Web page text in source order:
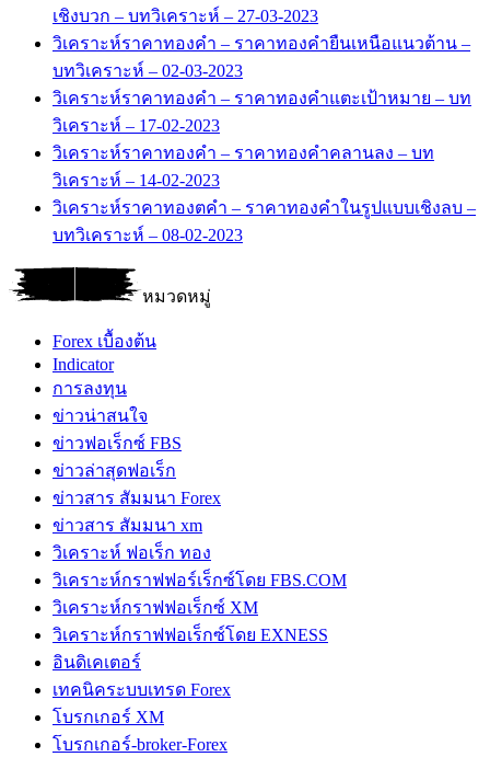
เชิงบวก – บทวิเคราะห์ – 27-03-2023
วิเคราะห์ราคาทองคำ – ราคาทองคำยืนเหนือแนวต้าน –
บทวิเคราะห์ – 02-03-2023
วิเคราะห์ราคาทองคำ – ราคาทองคำแตะเป้าหมาย – บท
วิเคราะห์ – 17-02-2023
วิเคราะห์ราคาทองคำ – ราคาทองคำคลานลง – บท
วิเคราะห์ – 14-02-2023
วิเคราะห์ราคาทองตคำ – ราคาทองคำในรูปแบบเชิงลบ –
บทวิเคราะห์ – 08-02-2023
หมวดหมู่
Forex เบื้องต้น
Indicator
การลงทุน
ข่าวน่าสนใจ
ข่าวฟอเร็กซ์ FBS
ข่าวล่าสุดฟอเร็ก
ข่าวสาร สัมมนา Forex
ข่าวสาร สัมมนา xm
วิเคราะห์ ฟอเร็ก ทอง
วิเคราะห์กราฟฟอร์เร็กซ์โดย FBS.COM
วิเคราะห์กราฟฟอเร็กซ์ XM
วิเคราะห์กราฟฟอเร็กซ์โดย EXNESS
อินดิเคเตอร์
เทคนิคระบบเทรด Forex
โบรกเกอร์ XM
โบรกเกอร์-broker-Forex